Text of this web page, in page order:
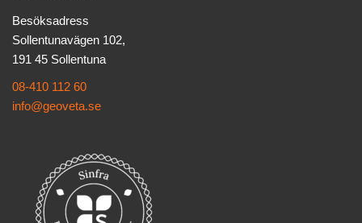
Besöksadress
Sollentunavägen 102,
191 45 Sollentuna
08-410 112 60
info@geoveta.se